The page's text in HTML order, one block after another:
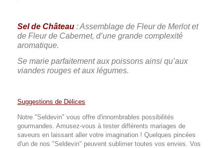
Sel de Château : Assemblage de Fleur de Merlot et
de Fleur de Cabernet, d’une grande complexité
aromatique.
Se marie parfaitement aux poissons ainsi qu’aux
viandes rouges et aux légumes.
Suggestions de Délices
Notre "Seldevin" vous offre d'innombrables possibilités
gourmandes. Amusez-vous à tester différents mariages de
saveurs en laissant aller votre imagination ! Quelques pincées
d'un de nos "Seldevin" peuvent sublimer toutes vos envies. Vos